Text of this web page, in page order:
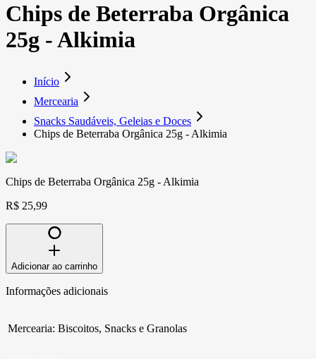
Chips de Beterraba Orgânica
25g - Alkimia
Início
Mercearia
Snacks Saudáveis, Geleias e Doces
Chips de Beterraba Orgânica 25g - Alkimia
Chips de Beterraba Orgânica 25g - Alkimia
R$ 25,99
Adicionar ao carrinho
Informações adicionais
Mercearia: Biscoitos, Snacks e Granolas